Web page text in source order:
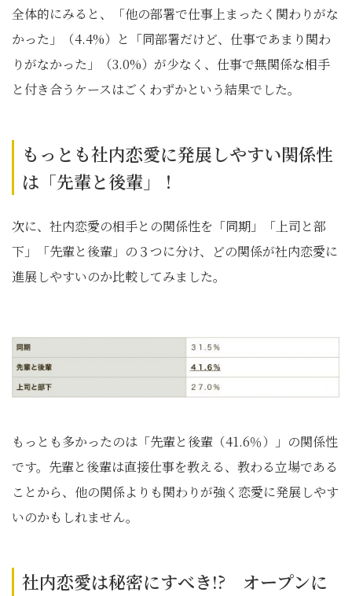
全体的にみると、「他の部署で仕事上まったく関わりがな
かった」（4.4%）と「同部署だけど、仕事であまり関わ
りがなかった」（3.0%）が少なく、仕事で無関係な相手
と付き合うケースはごくわずかという結果でした。
もっとも社内恋愛に発展しやすい関係性
は「先輩と後輩」！
次に、社内恋愛の相手との関係性を「同期」「上司と部
下」「先輩と後輩」の３つに分け、どの関係が社内恋愛に
進展しやすいのか比較してみました。
もっとも多かったのは「先輩と後輩（41.6％）」の関係性
です。先輩と後輩は直接仕事を教える、教わる立場である
ことから、他の関係よりも関わりが強く恋愛に発展しやす
いのかもしれません。
社内恋愛は秘密にすべき!? オープンに